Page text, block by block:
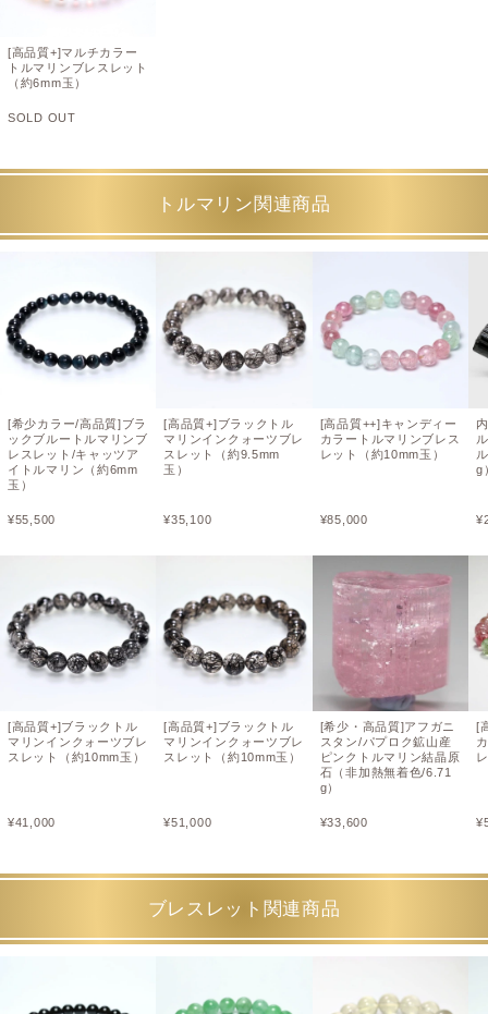
[高品質+]マルチカラー
トルマリンブレスレット
（約6mm玉）
SOLD OUT
トルマリン関連商品
[希少カラー/高品質]ブラ
ックブルートルマリンブ
レスレット/キャッツア
イトルマリン（約6mm
玉）
¥55,500
[高品質+]ブラックトル
マリンインクォーツブレ
スレット（約10mm玉）
¥41,000
[高品質+]ブラックトル
マリンインクォーツブレ
スレット（約9.5mm
玉）
¥35,100
[高品質+]ブラックトル
マリンインクォーツブレ
スレット（約10mm玉）
¥51,000
[高品質++]キャンディー
カラートルマリンブレス
レット（約10mm玉）
¥85,000
[希少・高品質]アフガニ
スタン/パプロク鉱山産
ピンクトルマリン結晶原
石（非加熱無着色/6.71
g）
¥33,600
g
¥
[
¥
ブレスレット関連商品